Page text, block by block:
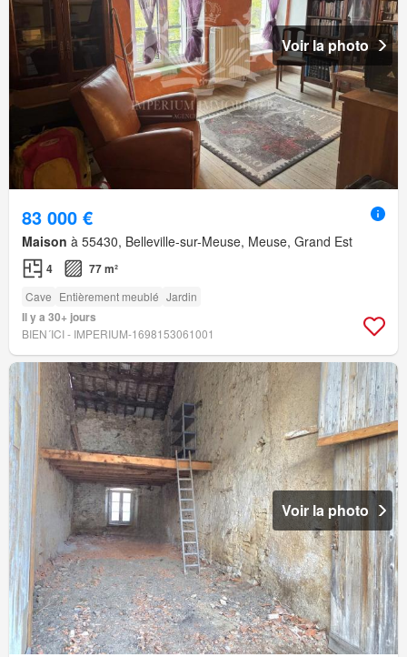
Voir la photo
83 000 €
Maison à 55430, Belleville-sur-Meuse, Meuse, Grand Est
4 77 m²
Cave Entièrement meublé Jardin
Il y a 30+ jours
BIEN´ICI - IMPERIUM-1698153061001
Voir la photo